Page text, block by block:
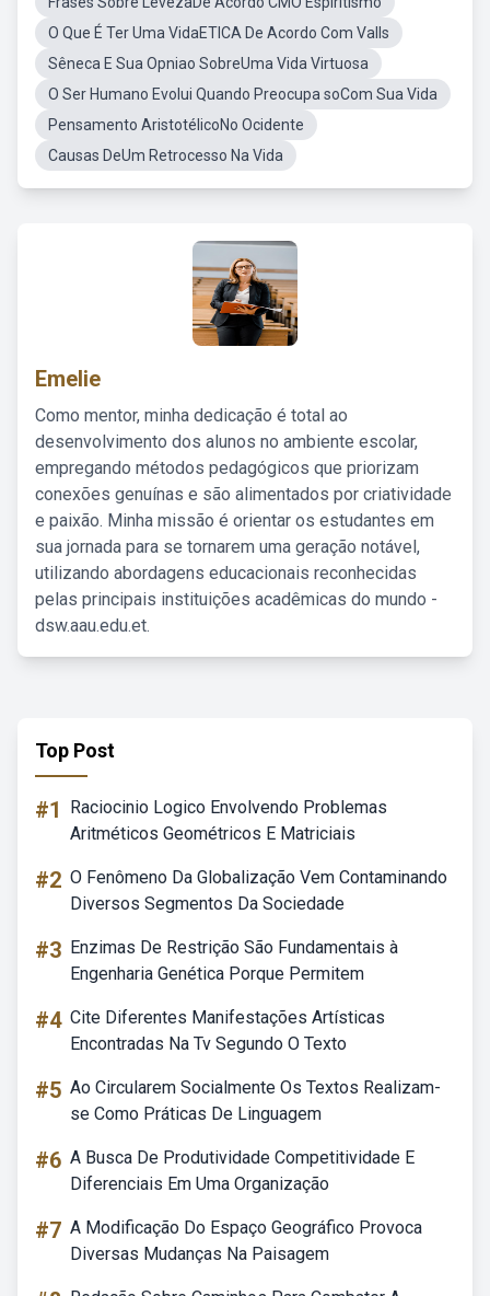
O Que É Ter Uma VidaETICA De Acordo Com Valls
Sêneca E Sua Opniao SobreUma Vida Virtuosa
O Ser Humano Evolui Quando Preocupa soCom Sua Vida
Pensamento AristotélicoNo Ocidente
Causas DeUm Retrocesso Na Vida
Emelie
Como mentor, minha dedicação é total ao
desenvolvimento dos alunos no ambiente escolar,
empregando métodos pedagógicos que priorizam
conexões genuínas e são alimentados por criatividade
e paixão. Minha missão é orientar os estudantes em
sua jornada para se tornarem uma geração notável,
utilizando abordagens educacionais reconhecidas
pelas principais instituições acadêmicas do mundo -
dsw.aau.edu.et.
Top Post
#1
Raciocinio Logico Envolvendo Problemas
Aritméticos Geométricos E Matriciais
#2 O Fenômeno Da Globalização Vem Contaminando
Diversos Segmentos Da Sociedade
#3 Enzimas De Restrição São Fundamentais à
Engenharia Genética Porque Permitem
#4 Cite Diferentes Manifestações Artísticas
Encontradas Na Tv Segundo O Texto
#5 Ao Circularem Socialmente Os Textos Realizam-
se Como Práticas De Linguagem
#6 A Busca De Produtividade Competitividade E
Diferenciais Em Uma Organização
#7 A Modificação Do Espaço Geográfico Provoca
Diversas Mudanças Na Paisagem